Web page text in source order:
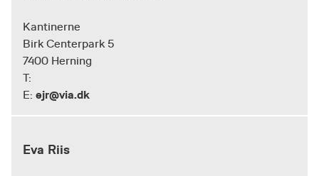
Kantinerne
Birk Centerpark 5
7400 Herning
T:
E: ejr@via.dk
Eva Riis